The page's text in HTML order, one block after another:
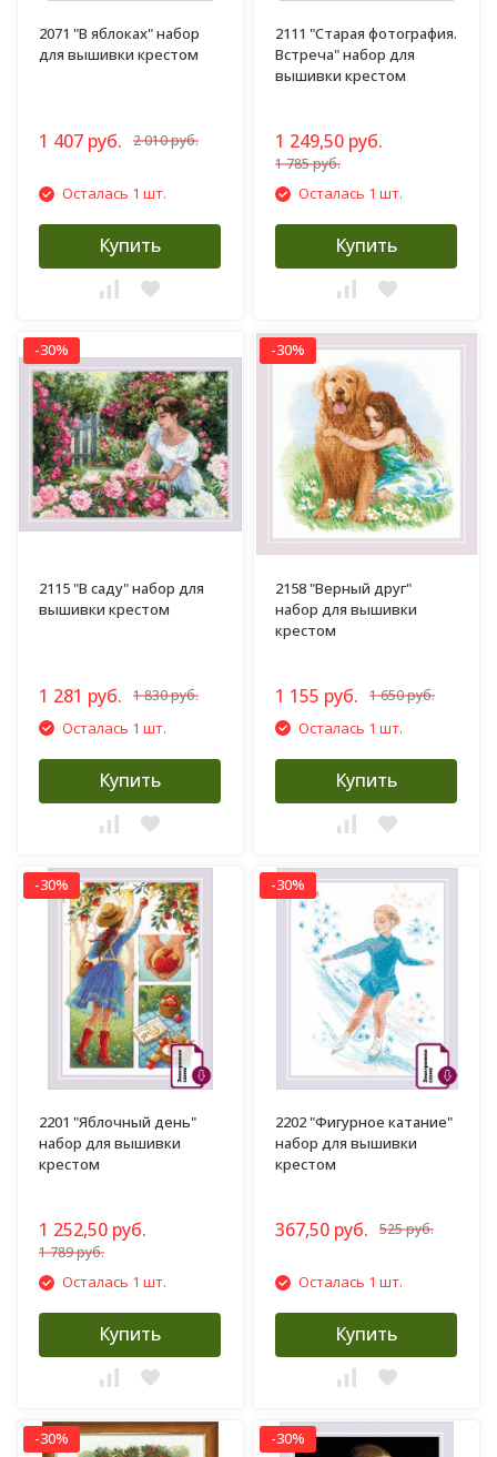
2071 "В яблоках" набор
для вышивки крестом
1 407 руб. 2 010 руб.
Осталась 1 шт.
Купить
2111 "Старая фотография.
Встреча" набор для
вышивки крестом
1 249,50 руб.
1 785 руб.
Осталась 1 шт.
Купить
-30%
2115 "В саду" набор для
вышивки крестом
1 281 руб. 1 830 руб.
Осталась 1 шт.
Купить
-30%
2158 "Верный друг"
набор для вышивки
крестом
1 155 руб. 1 650 руб.
Осталась 1 шт.
Купить
-30%
2201 "Яблочный день"
набор для вышивки
крестом
1 252,50 руб.
1 789 руб.
Осталась 1 шт.
Купить
-30%
2202 "Фигурное катание"
набор для вышивки
крестом
367,50 руб. 525 руб.
Осталась 1 шт.
Купить
-30% -30%